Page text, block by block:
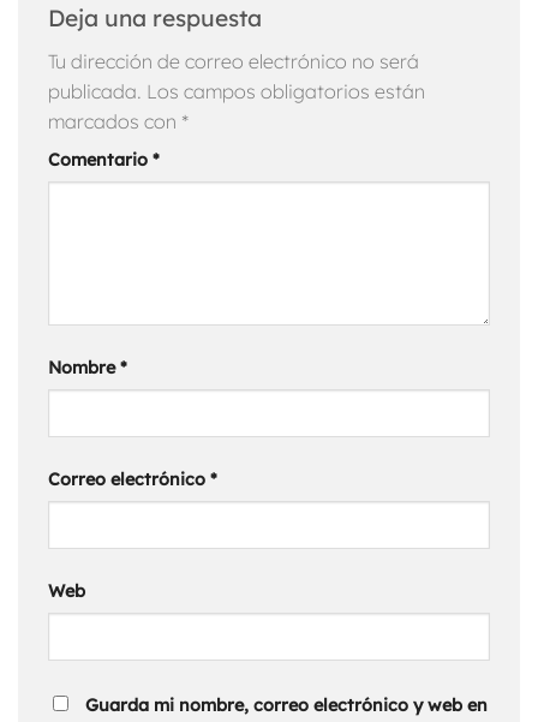
Deja una respuesta
Tu dirección de correo electrónico no será
publicada. Los campos obligatorios están
marcados con *
Comentario *
Nombre*
Correo electrónico *
Web
Guarda mi nombre, correo electrónico y web en